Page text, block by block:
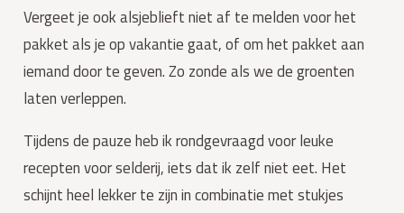
Vergeet je ook alsjeblieft niet af te melden voor het
pakket als je op vakantie gaat, of om het pakket aan
iemand door te geven. Zo zonde als we de groenten
laten verleppen.
Tijdens de pauze heb ik rondgevraagd voor leuke
recepten voor selderij, iets dat ik zelf niet eet. Het
schijnt heel lekker te zijn in combinatie met stukjes